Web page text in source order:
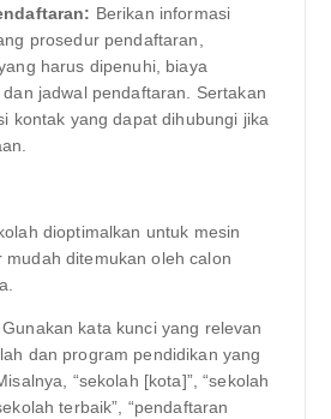
Berikan informasi
prosedur pendaftaran,
harus dipenuhi, biaya
jadwal pendaftaran. Sertakan
kontak yang dapat dihubungi jika
dioptimalkan untuk mesin
mudah ditemukan oleh calon
Gunakan kata kunci yang relevan
dan program pendidikan yang
“sekolah [kota]”, “sekolah
terbaik”, “pendaftaran